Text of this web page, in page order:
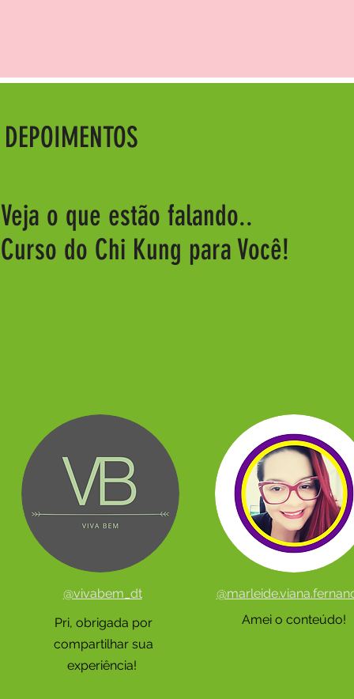
DEPOIMENTOS
Veja o que estão falando..
Curso do Chi Kung para Você!
@vivabem_dt
Pri, obrigada por
compartilhar sua
experiência!
Amei o conteúdo!